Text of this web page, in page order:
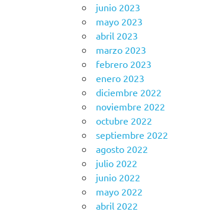
junio 2023
mayo 2023
abril 2023
marzo 2023
febrero 2023
enero 2023
diciembre 2022
noviembre 2022
octubre 2022
septiembre 2022
agosto 2022
julio 2022
junio 2022
mayo 2022
abril 2022